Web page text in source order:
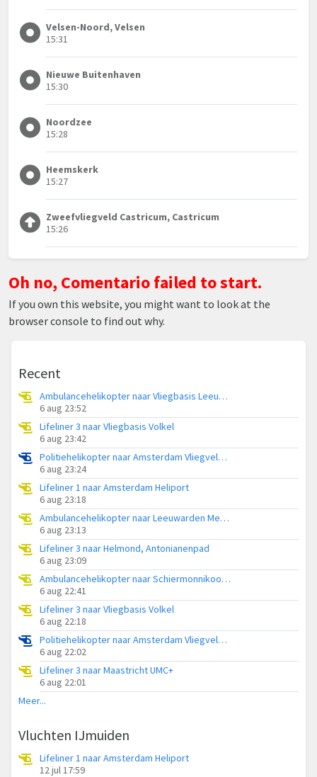
Velsen-Noord, Velsen
15:31
Nieuwe Buitenhaven
15:30
Noordzee
15:28
Heemskerk
15:27
Zweefvliegveld Castricum, Castricum
15:26
Oh no, Comentario failed to start.
If you own this website, you might want to look at the
browser console to find out why.
Recent
Ambulancehelikopter naar Vliegbasis Leeuwarden
6 aug 23:52
Lifeliner 3 naar Vliegbasis Volkel
6 aug 23:42
Politiehelikopter naar Amsterdam Vliegveld Schiphol
6 aug 23:24
Lifeliner 1 naar Amsterdam Heliport
6 aug 23:18
Ambulancehelikopter naar Leeuwarden Medical Center Heliport
6 aug 23:13
Lifeliner 3 naar Helmond, Antonianenpad
6 aug 23:09
Ambulancehelikopter naar Schiermonnikoog Heliport
6 aug 22:41
Lifeliner 3 naar Vliegbasis Volkel
6 aug 22:18
Politiehelikopter naar Amsterdam Vliegveld Schiphol
6 aug 22:02
Lifeliner 3 naar Maastricht UMC+
6 aug 22:01
Meer...
Vluchten IJmuiden
Lifeliner 1 naar Amsterdam Heliport
12 jul 17:59